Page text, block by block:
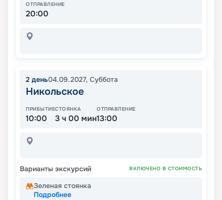
ОТПРАВЛЕНИЕ
20:00
2 день04.09.2027, Суббота
Никольское
ПРИБЫТИЕ
10:00
СТОЯНКА
3 ч 00 мин
ОТПРАВЛЕНИЕ
13:00
Варианты экскурсий ВКЛЮЧЕНО В СТОИМОСТЬ
Зеленая стоянка
Подробнее